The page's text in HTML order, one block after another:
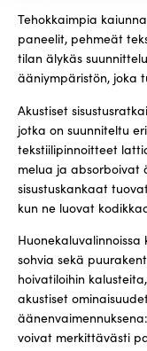
Tehokkaimpia
paneelit, pehmeät
tilan älykäs
ääniympäristön, joka
Akustiset
jotka on suunniteltu
tekstiilipinnoitteet
melua ja absorboivat
sisustuskankaat
kun ne luovat
sohvia sekä
hoivatiloihin
akustiset
voivat merkittävästi